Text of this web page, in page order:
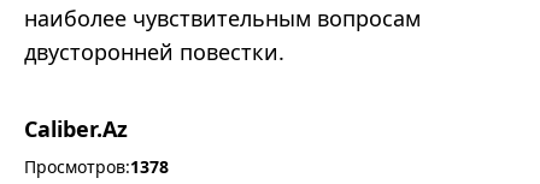
наиболее чувствительным вопросам
двусторонней повестки.
Caliber.Az
Просмотров:1378